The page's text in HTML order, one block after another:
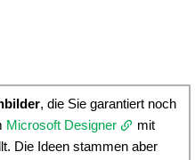
, die Sie garantiert noch
Microsoft Designer
mit
Die Ideen stammen aber